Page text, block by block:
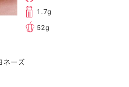
1.7g
52g
ネーズ